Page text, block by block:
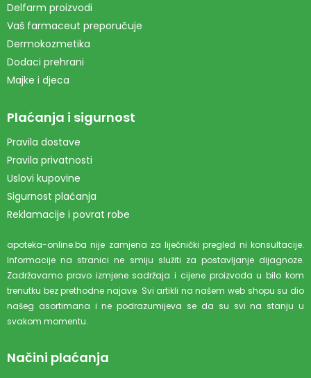
Delfarm proizvodi
Vaš farmaceut preporučuje
Dermokozmetika
Dodaci prehrani
Majke i djeca
Plaćanja i sigurnost
Pravila dostave
Pravila privatnosti
Uslovi kupovine
Sigurnost plaćanja
Reklamacije i povrat robe
apoteka-online.ba nije zamjena za liječnički pregled ni konsultacije.
Informacije na stranici ne smiju služiti za postavljanje dijagnoze.
Zadržavamo pravo izmjene sadržaja i cijene proizvoda u bilo kom
trenutku bez prethodne najave. Svi artikli na našem web shopu su dio
našeg asortimana i ne podrazumijeva se da su svi na stanju u
svakom momentu.
Načini plaćanja